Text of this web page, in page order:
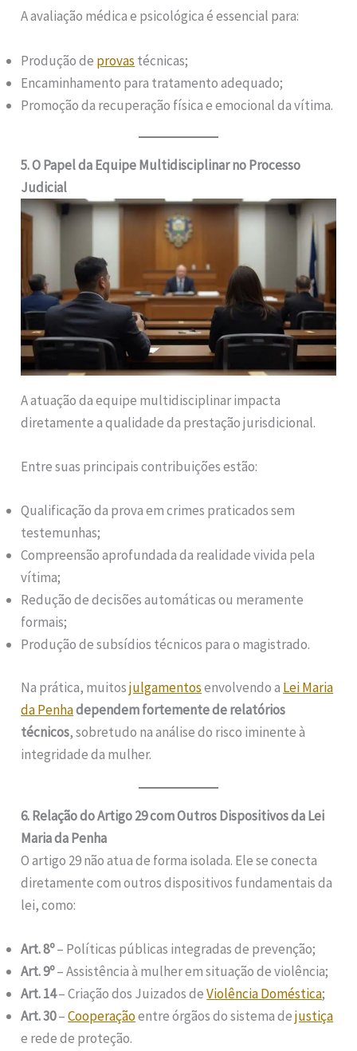
A avaliação médica e psicológica é essencial para:
Produção de provas técnicas;
Encaminhamento para tratamento adequado;
Promoção da recuperação física e emocional da vítima.
5. O Papel da Equipe Multidisciplinar no Processo
Judicial
A atuação da equipe multidisciplinar impacta
diretamente a qualidade da prestação jurisdicional.
Entre suas principais contribuições estão:
Qualificação da prova em crimes praticados sem
testemunhas;
Compreensão aprofundada da realidade vivida pela
vítima;
Redução de decisões automáticas ou meramente
formais;
Produção de subsídios técnicos para o magistrado.
Na prática, muitosjulgamentosenvolvendo a Lei Maria
da Penhadependem fortemente de relatórios
técnicos, sobretudo na análise do risco iminente à
integridade da mulher.
6. Relação do Artigo 29 com Outros Dispositivos da Lei
Maria da Penha
O artigo 29 não atua de forma isolada. Ele se conecta
diretamente com outros dispositivos fundamentais da
lei, como:
Art. 8º– Políticas públicas integradas de prevenção;
Art. 9º– Assistência à mulher em situação de violência;
Art. 14– Criação dos Juizados deViolência Doméstica;
Art. 30–Cooperaçãoentre órgãos do sistema dejustiça
e rede de proteção.